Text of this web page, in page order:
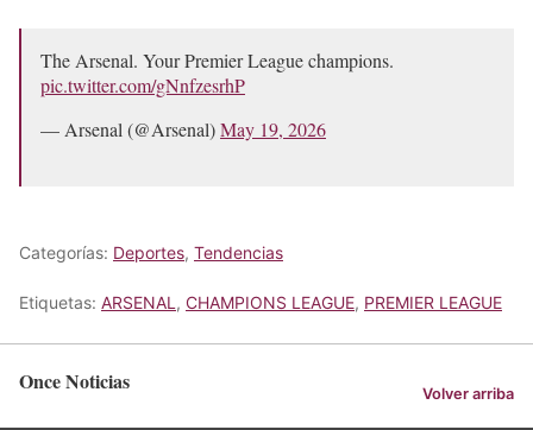
The Arsenal. Your Premier League champions.
pic.twitter.com/gNnfzesrhP
— Arsenal (@Arsenal)May 19, 2026
Categorías: Deportes, Tendencias
Etiquetas: ARSENAL , CHAMPIONS LEAGUE, PREMIER LEAGUE
Once Noticias Volver arriba